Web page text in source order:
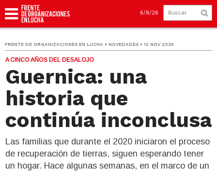
6/8/26
FRENTE DE ORGANIZACIONES EN LUCHA » NOVEDADES » 12 NOV 2025
A CINCO AÑOS DEL DESALOJO
Guernica: una
historia que
continúa inconclusa
Las familias que durante el 2020 iniciaron el proceso
de recuperación de tierras, siguen esperando tener
un hogar. Hace algunas semanas, en el marco de un